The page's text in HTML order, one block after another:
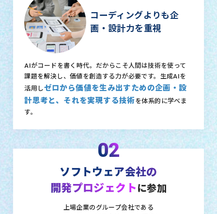
コーディングよりも企
画・設計力を重視
AIがコードを書く時代。だからこそ人間は技術を使って
課題を解決し、価値を創造する力が必要です。生成AIを
活用しゼロから価値を生み出すための企画・設
計思考と、それを実現する技術を体系的に学べま
す。
02
ソフトウェア会社の
開発プロジェクト に参加
上場企業のグループ会社である